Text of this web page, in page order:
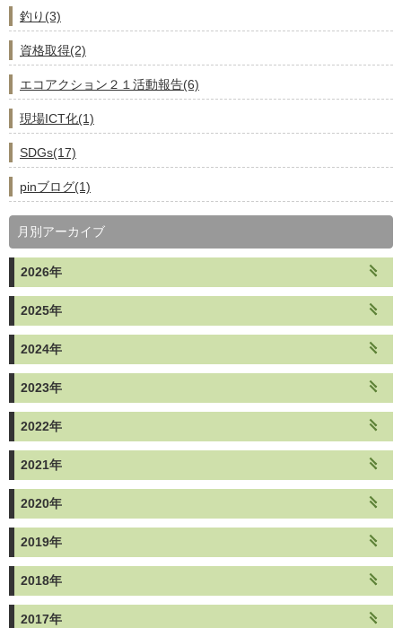
釣り(3)
資格取得(2)
エコアクション２１活動報告(6)
現場ICT化(1)
SDGs(17)
pinブログ(1)
月別アーカイブ
2026年
2025年
2024年
2023年
2022年
2021年
2020年
2019年
2018年
2017年